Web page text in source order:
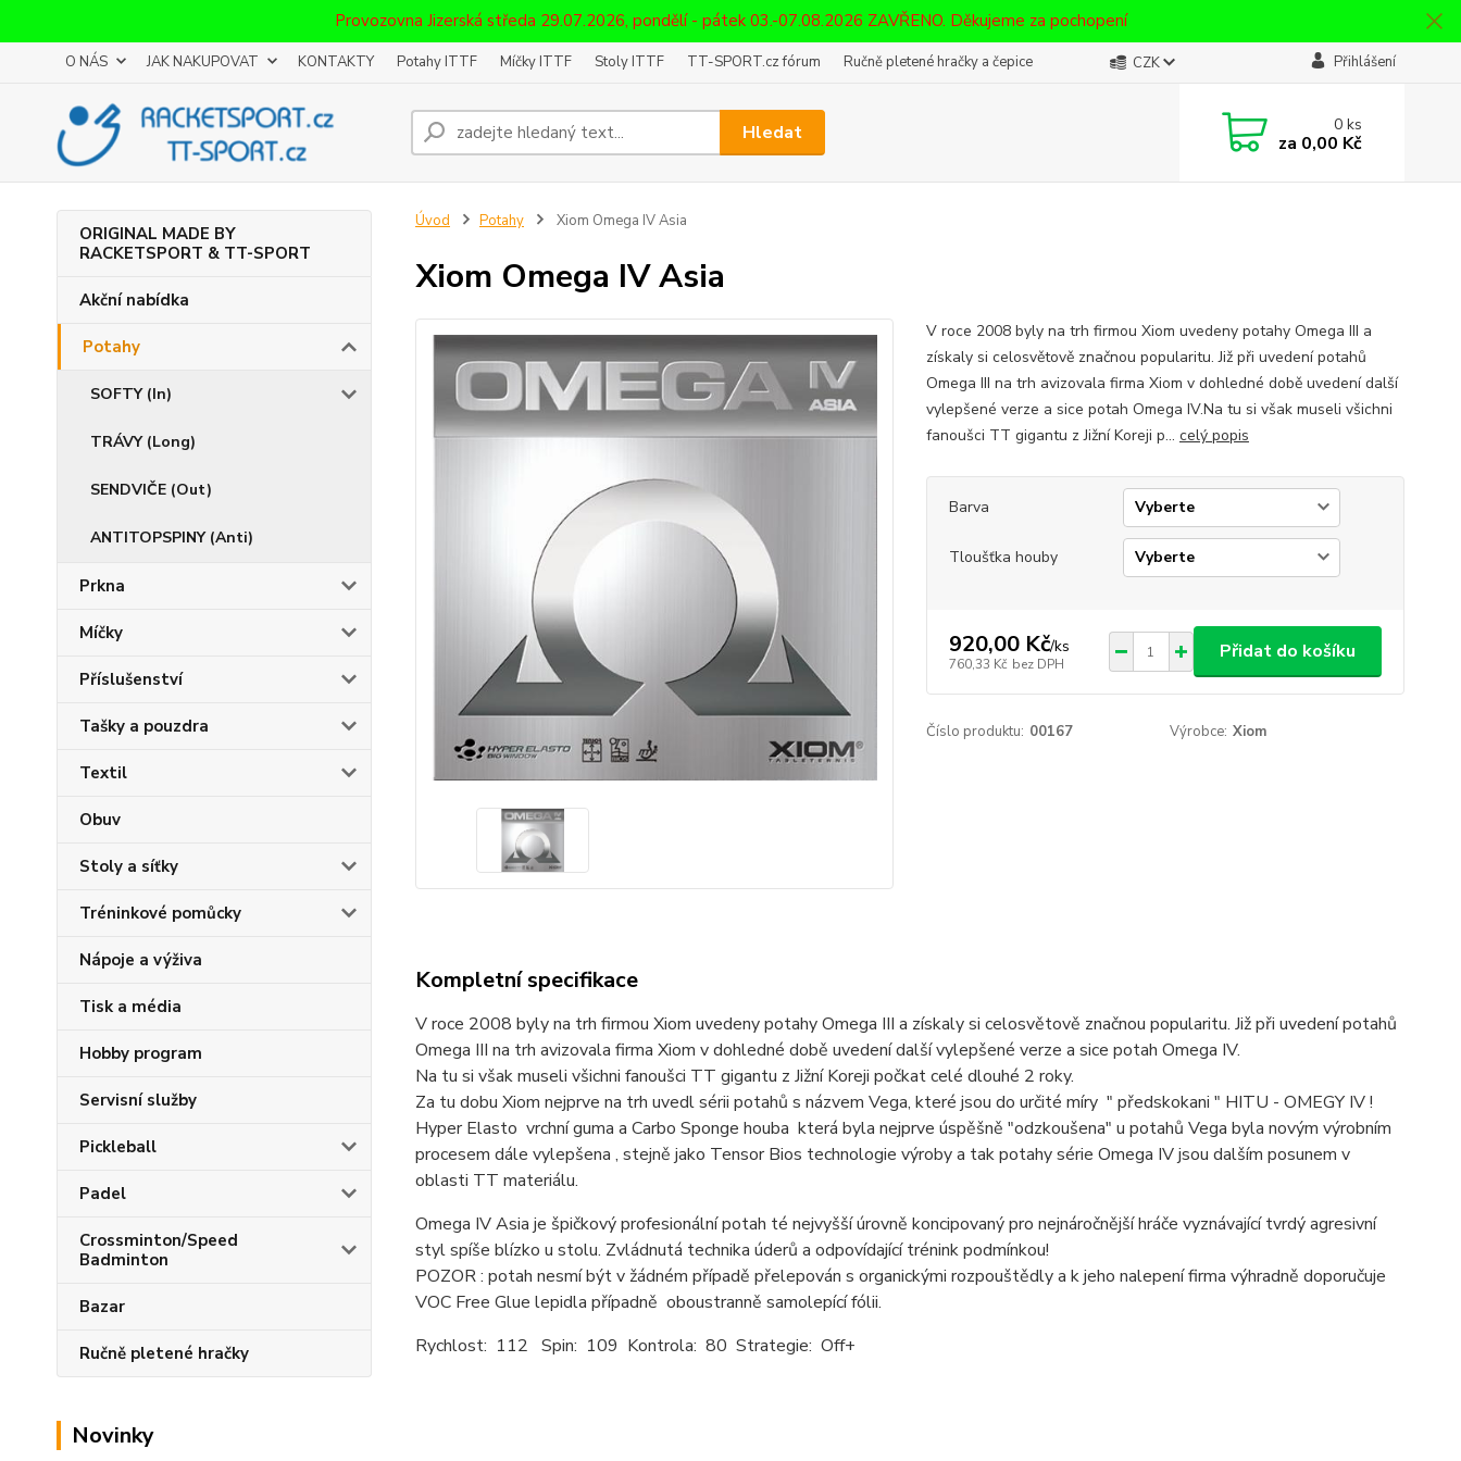
Provozovna Jizerská středa 29.07.2026, pondělí - pátek 03.-07.08.2026 ZAVŘENO. Děkujeme za pochopení
O NÁS JAK NAKUPOVAT KONTAKTY Potahy ITTF Míčky ITTF Stoly ITTF TT-SPORT.cz fórum Ručně pletené hračky a čepice CZK Přihlášení
Hledat 0ks
za 0,00 Kč
ORIGINAL MADE BY
RACKETSPORT & TT-SPORT
Akční nabídka
Potahy
SOFTY (In)
TRÁVY (Long)
SENDVIČE (Out)
ANTITOPSPINY (Anti)
Prkna
Míčky
Příslušenství
Tašky a pouzdra
Textil
Obuv
Stoly a síťky
Tréninkové pomůcky
Nápoje a výživa
Tisk a média
Hobby program
Servisní služby
Pickleball
Padel
Crossminton/Speed
Badminton
Bazar
Ručně pletené hračky
Novinky
Úvod Potahy Xiom Omega IV Asia
Xiom Omega IV Asia
V roce 2008 byly na trh firmou Xiom uvedeny potahy Omega III a
získaly si celosvětově značnou popularitu. Již při uvedení potahů
Omega III na trh avizovala firma Xiom v dohledné době uvedení další
vylepšené verze a sice potah Omega IV.Na tu si však museli všichni
fanoušci TT gigantu z Jižní Koreji p... celý popis
Barva
Tloušťka houby
920,00 Kč/ks
760,33 Kč bez DPH
Přidat do košíku
Číslo produktu: 00167 Výrobce: Xiom
Kompletní specifikace
V roce 2008 byly na trh firmou Xiom uvedeny potahy Omega III a získaly si celosvětově značnou popularitu. Již při uvedení potahů
Omega III na trh avizovala firma Xiom v dohledné době uvedení další vylepšené verze a sice potah Omega IV.
Na tu si však museli všichni fanoušci TT gigantu z Jižní Koreji počkat celé dlouhé 2 roky.
Za tu dobu Xiom nejprve na trh uvedl sérii potahů s názvem Vega, které jsou do určité míry " předskokani " HITU - OMEGY IV !
Hyper Elasto vrchní guma a Carbo Sponge houba která byla nejprve úspěšně "odzkoušena" u potahů Vega byla novým výrobním
procesem dále vylepšena , stejně jako Tensor Bios technologie výroby a tak potahy série Omega IV jsou dalším posunem v
oblasti TT materiálu.
Omega IV Asia je špičkový profesionální potah té nejvyšší úrovně koncipovaný pro nejnáročnější hráče vyznávající tvrdý agresivní
styl spíše blízko u stolu. Zvládnutá technika úderů a odpovídající trénink podmínkou!
POZOR : potah nesmí být v žádném případě přelepován s organickými rozpouštědly a k jeho nalepení firma výhradně doporučuje
VOC Free Glue lepidla případně oboustranně samolepící fólii.
Rychlost: 112 Spin: 109 Kontrola: 80 Strategie: Off+